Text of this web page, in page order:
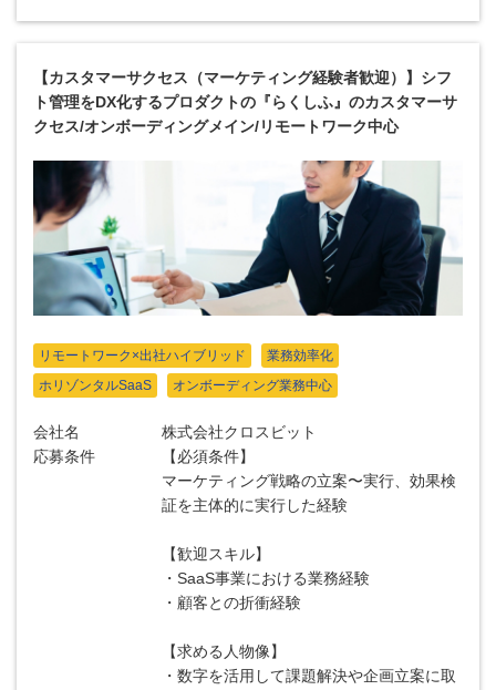
【カスタマーサクセス（マーケティング経験者歓迎）】シフ
ト管理をDX化するプロダクトの『らくしふ』のカスタマーサ
クセス/オンボーディングメイン/リモートワーク中心
リモートワーク×出社ハイブリッド
業務効率化
ホリゾンタルSaaS
オンボーディング業務中心
会社名
株式会社クロスビット
応募条件
【必須条件】
マーケティング戦略の立案〜実行、効果検
証を主体的に実行した経験
【歓迎スキル】
・SaaS事業における業務経験
・顧客との折衝経験
【求める人物像】
・数字を活用して課題解決や企画立案に取